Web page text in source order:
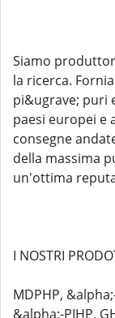
Siamo
la ricerca.
pi&ugrave; puri
paesi europei e
consegne
della massima
un'ottima
I NOSTRI
MDPHP,
&alpha;-PIHP,